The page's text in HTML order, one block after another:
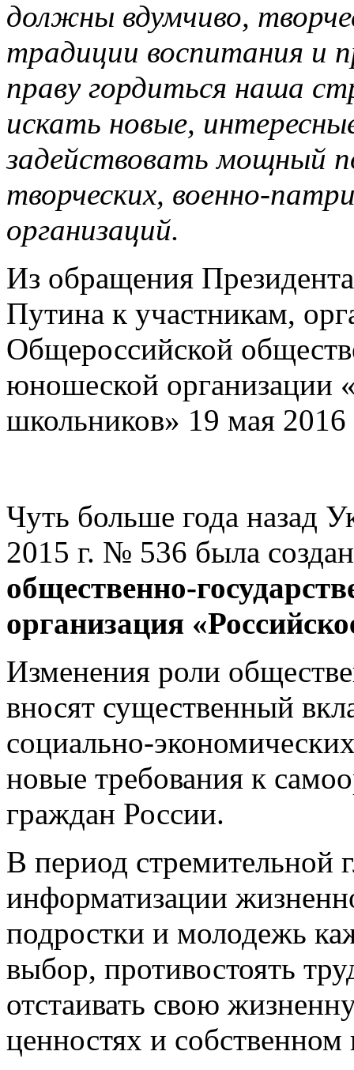
должны вдумчиво,
традиции воспитания и
праву гордиться наша
искать новые,
задействовать мощный
творческих, военно-
организаций.
Из обращения
Путина к участникам,
Общероссийской
юношеской организации
школьников» 19 мая 2016
Чуть больше года назад
2015 г. № 536 была
общественно-
организация
Изменения роли
вносят существенный
социально-
новые требования к
граждан России.
В период стремительной
информатизации
подростки и молодежь
выбор, противостоять
отстаивать свою
ценностях и